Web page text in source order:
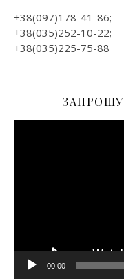
+38(097)178-41-86;
+38(035)252-10-22;
+38(035)225-75-88
00:00